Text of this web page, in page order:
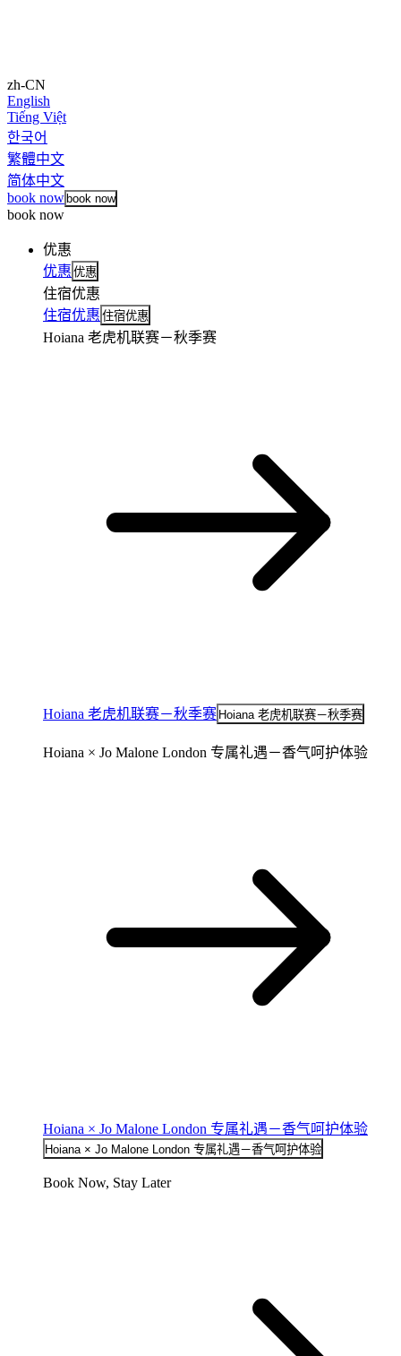
zh-CN
English
Tiếng Việt
한국어
繁體中文
简体中文
book nowbook now
book now
优惠
优惠 优惠
住宿优惠
住宿优惠 住宿优惠
Hoiana 老虎机联赛－秋季赛
Hoiana 老虎机联赛－秋季赛 Hoiana 老虎机联赛－秋季赛
Hoiana × Jo Malone London 专属礼遇－香气呵护体验
Hoiana × Jo Malone London 专属礼遇－香气呵护体验
Hoiana × Jo Malone London 专属礼遇－香气呵护体验
Book Now, Stay Later